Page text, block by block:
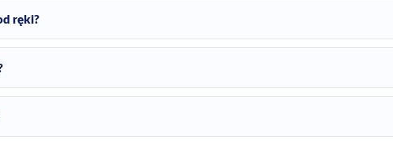
ręki?